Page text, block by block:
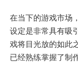
在当下的游戏市场
设定是非常具有吸
戏将目光放的如此
已经熟练掌握了制